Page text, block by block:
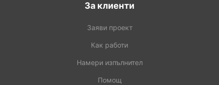
За клиенти
Заяви проект
Как работи
Намери изпълнител
Помощ